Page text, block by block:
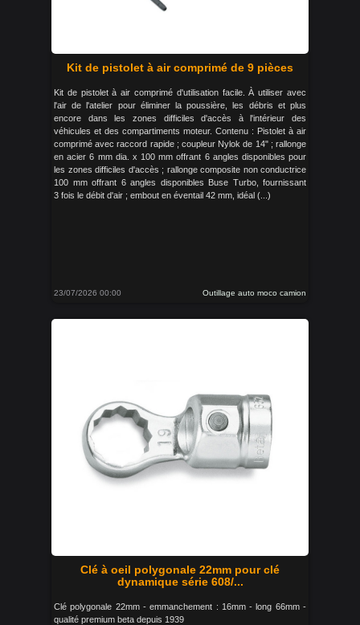
Kit de pistolet à air comprimé de 9 pièces
Kit de pistolet à air comprimé d'utilisation facile. À utiliser avec
l'air de l'atelier pour éliminer la poussière, les débris et plus
encore dans les zones difficiles d'accès à l'intérieur des
véhicules et des compartiments moteur. Contenu : Pistolet à air
comprimé avec raccord rapide ; coupleur Nylok de 14" ; rallonge
en acier 6 mm dia. x 100 mm offrant 6 angles disponibles pour
les zones difficiles d'accès ; rallonge composite non conductrice
100 mm offrant 6 angles disponibles Buse Turbo, fournissant
3 fois le débit d'air ; embout en éventail 42 mm, idéal (...)
23/07/2026 00:00 Outillage auto moco camion
Clé à oeil polygonale 22mm pour clé
dynamique série 608/...
Clé polygonale 22mm - emmanchement : 16mm - long 66mm -
qualité premium beta depuis 1939